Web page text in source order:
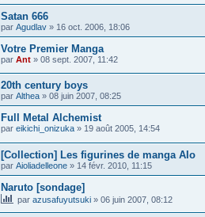
Satan 666
par Agudlav » 16 oct. 2006, 18:06
Votre Premier Manga
par Ant » 08 sept. 2007, 11:42
20th century boys
par Althea » 08 juin 2007, 08:25
Full Metal Alchemist
par eikichi_onizuka » 19 août 2005, 14:54
[Collection] Les figurines de manga AIo
par Aioliadelleone » 14 févr. 2010, 11:15
Naruto [sondage]
par azusafuyutsuki » 06 juin 2007, 08:12